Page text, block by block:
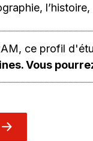
ce profil
Vous